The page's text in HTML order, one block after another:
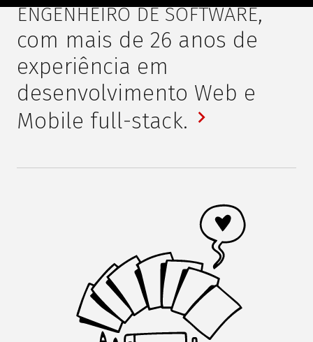
ENGENHEIRO DE SOFTWARE,
com mais de 26 anos de
experiência em
desenvolvimento Web e
Mobile full-stack.